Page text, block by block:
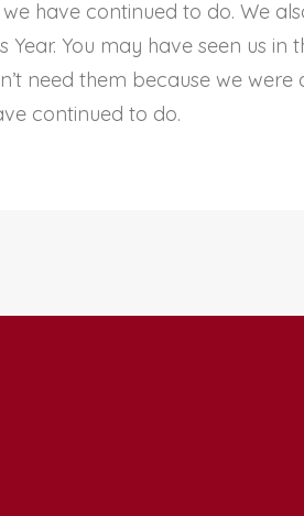
we have continued to do. We
Year. You may have seen us
need them because we were
continued to do.